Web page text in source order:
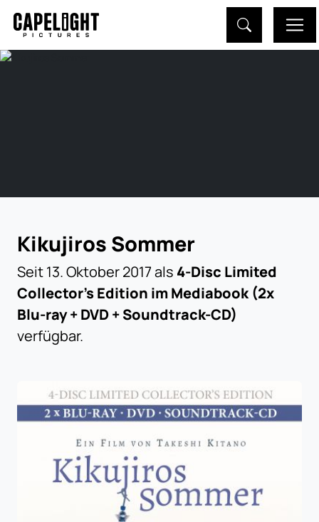
Kikujiros Sommer
Seit 13. Oktober 2017 als 4-Disc Limited
Collector’s Edition im Mediabook (2x
Blu-ray + DVD + Soundtrack-CD)
verfügbar.